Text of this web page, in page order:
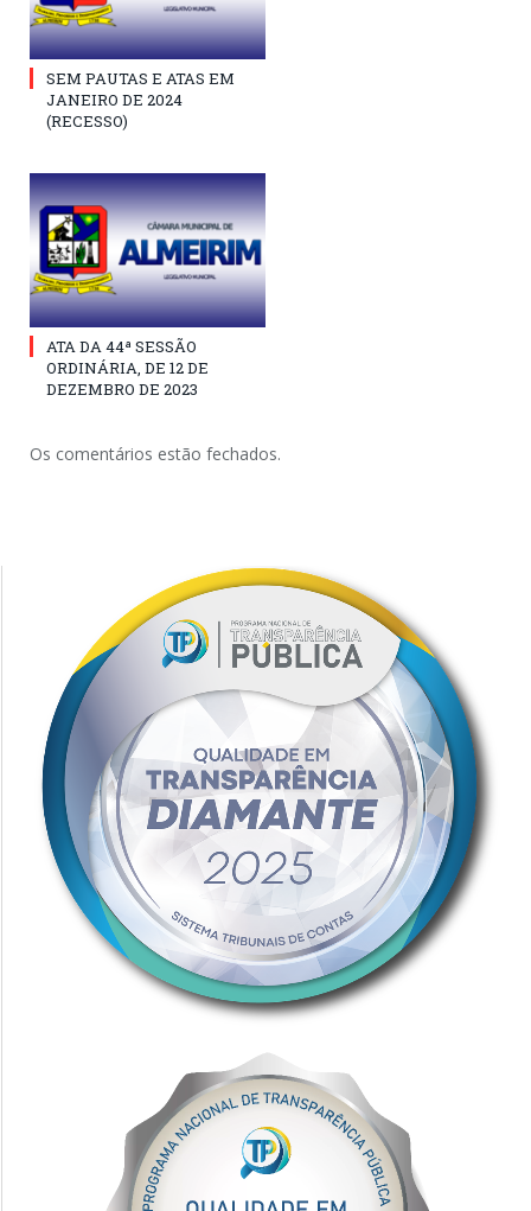
SEM PAUTAS E ATAS EM
JANEIRO DE 2024
(RECESSO)
ATA DA 44ª SESSÃO
ORDINÁRIA, DE 12 DE
DEZEMBRO DE 2023
Os comentários estão fechados.